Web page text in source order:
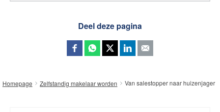
Deel deze pagina
Homepage Zelfstandig makelaar worden Van salestopper naar huizenjager